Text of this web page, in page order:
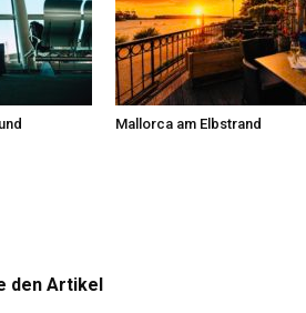
Mallorca am Elbstrand
den Artikel